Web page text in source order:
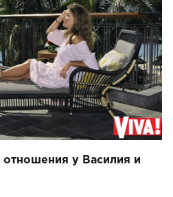
отношения у Василия и